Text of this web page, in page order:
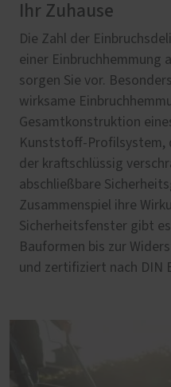
Ihr Zuhause
Die Zahl der
einer Einbruchhemmung
sorgen Sie vor.
wirksame
Gesamtkonstruktion
Kunststoff-Profilsystem,
der kraftschlüssig
abschließbare
Zusammenspiel ihre
Sicherheitsfenster gibt
Bauformen bis zur
und zertifiziert nach DIN